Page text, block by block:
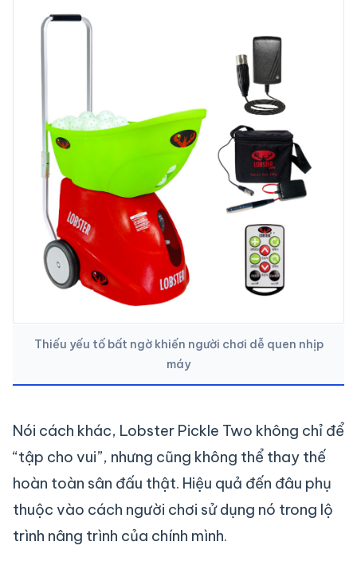
Thiếu yếu tố bất ngờ khiến người chơi dễ quen nhịp
máy
Nói cách khác, Lobster Pickle Two không chỉ để
“tập cho vui”, nhưng cũng không thể thay thế
hoàn toàn sân đấu thật. Hiệu quả đến đâu phụ
thuộc vào cách người chơi sử dụng nó trong lộ
trình nâng trình của chính mình.